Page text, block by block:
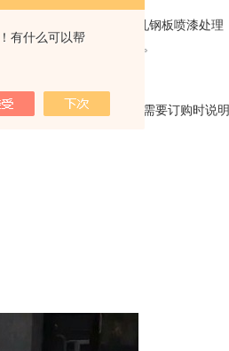
有什么可以帮
外壳采用冷轧钢板喷漆处理
静电喷塑， 外形稳重大方
。
准不配观察窗， 如果需要需要订购时说明